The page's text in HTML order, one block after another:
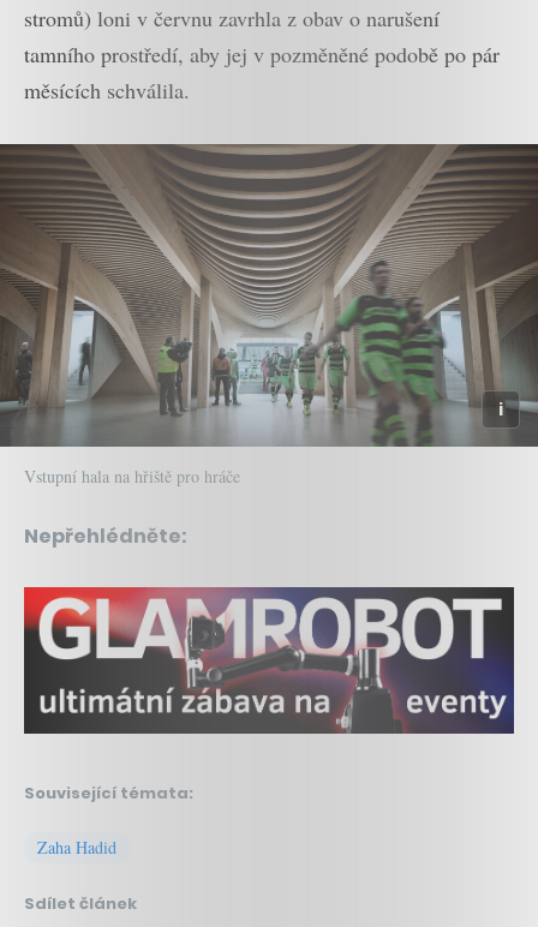
stromů) loni v červnu zavrhla z obav o narušení
tamního prostředí, aby jej v pozměněné podobě po pár
měsících schválila.
Vstupní hala na hřiště pro hráče
Nepřehlédněte:
Související témata:
Zaha Hadid
Sdílet článek